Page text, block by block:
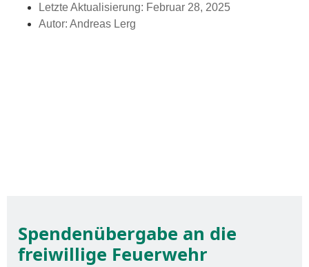
Letzte Aktualisierung: Februar 28, 2025
Autor: Andreas Lerg
Spendenübergabe an die
freiwillige Feuerwehr